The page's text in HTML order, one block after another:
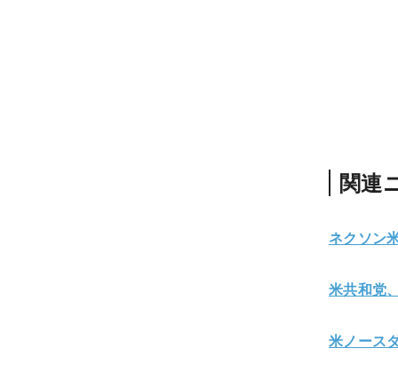
関連
ネクソン
米共和党
米ノース